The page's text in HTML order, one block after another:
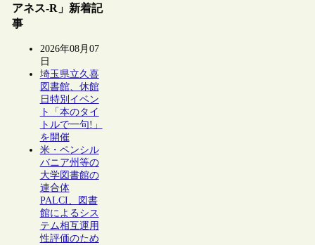
アネス-R」新着記
事
2026年08月07
日
埼玉県立久喜
図書館、休館
日特別イベン
ト「本のタイ
トルで一句!」
を開催
米・ペンシル
バニア州等の
大学図書館の
連合体
PALCI、図書
館によるシス
テム相互運用
性評価のため